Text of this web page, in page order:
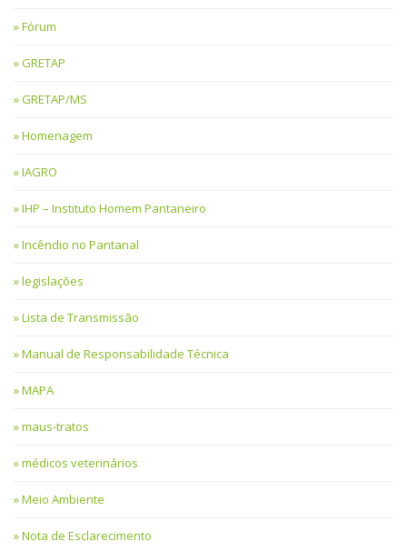
Fórum
GRETAP
GRETAP/MS
Homenagem
IAGRO
IHP – Instituto Homem Pantaneiro
Incêndio no Pantanal
legislações
Lista de Transmissão
Manual de Responsabilidade Técnica
MAPA
maus-tratos
médicos veterinários
Meio Ambiente
Nota de Esclarecimento